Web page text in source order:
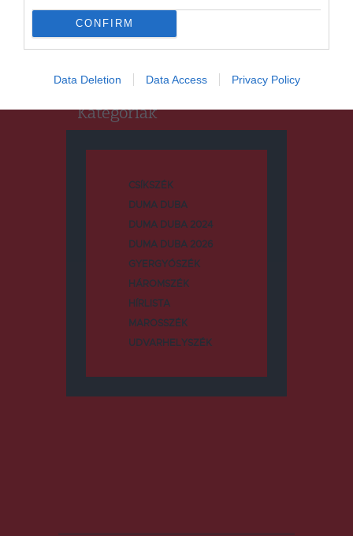
CONFIRM
Data Deletion Data Access Privacy Policy
Keresés:
Kategóriák
CSÍKSZÉK
DUMA DUBA
DUMA DUBA 2024
DUMA DUBA 2026
GYERGYÓSZÉK
HÁROMSZÉK
HÍRLISTA
MAROSSZÉK
UDVARHELYSZÉK